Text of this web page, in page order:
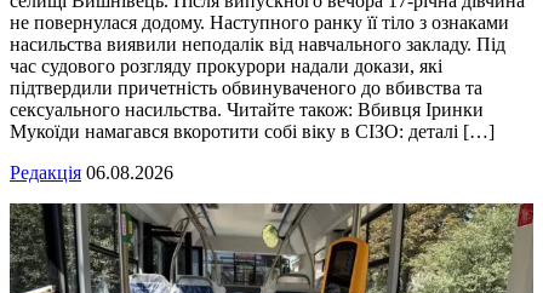
не повернулася додому. Наступного ранку її тіло з ознаками
насильства виявили неподалік від навчального закладу. Під
час судового розгляду прокурори надали докази, які
підтвердили причетність обвинуваченого до вбивства та
сексуального насильства. Читайте також: Вбивця Іринки
Мукоїди намагався вкоротити собі віку в СІЗО: деталі […]
Редакція 06.08.2026